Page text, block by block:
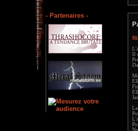
- Partenaires -
Il